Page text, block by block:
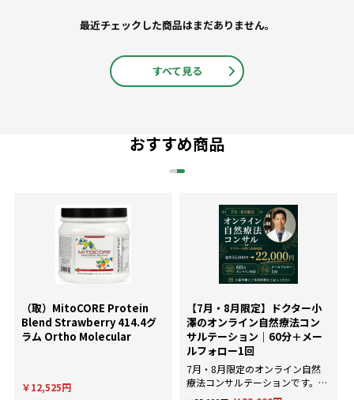
最近チェックした商品はまだありません。
すべて見る
おすすめ商品
（取）MitoCORE Protein
Blend Strawberry 414.4グ
ラム Ortho Molecular
￥12,525円
【7月・8月限定】ドクター小
澤のオンライン自然療法コン
サルテーション｜60分＋メー
ルフォロー1回
7月・8月限定のオンライン自然
療法コンサルテーションです。AI
による一般的な回答ではなく、臨